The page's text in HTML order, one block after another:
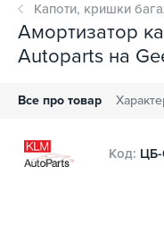
Капоти, кришки
Амортизатор
Autoparts на
Все про товар
Код: ЦБ-